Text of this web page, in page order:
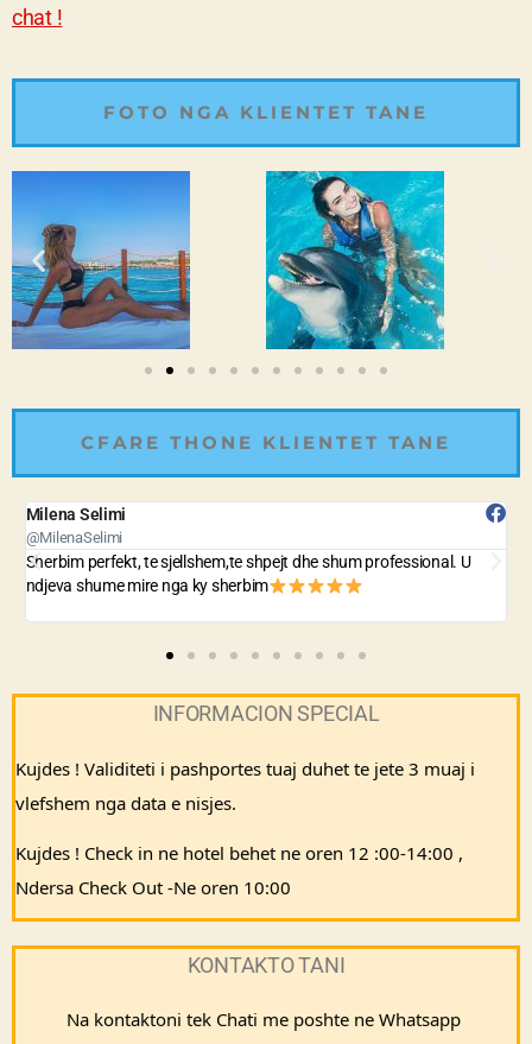
chat !
FOTO NGA KLIENTET TANE
CFARE THONE KLIENTET TANE
Arjani Ani
@ArjaniAni
E sugjeroj kete agjensi ka cmime fantastike dhe sherbimi eshte i
mrekullueshem
vazhdo keshtu jeni me te miret!!!
INFORMACION SPECIAL
Kujdes ! Validiteti i pashportes tuaj duhet te jete 3 muaj i
vlefshem nga data e nisjes.
Kujdes ! Check in ne hotel behet ne oren 12 :00-14:00 ,
Ndersa Check Out -Ne oren 10:00
KONTAKTO TANI
Na kontaktoni tek Chati me poshte ne Whatsapp